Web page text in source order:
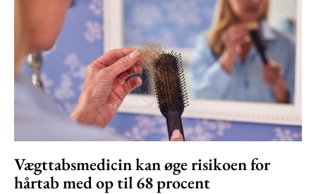
Vægttabsmedicin kan øge risikoen for
hårtab med op til 68 procent